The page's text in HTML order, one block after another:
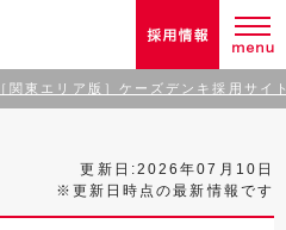
［関東エリア版］ケーズデンキ採用サイ
更新日:2026年07月10日
※更新日時点の最新情報です